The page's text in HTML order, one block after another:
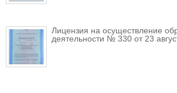
Лицензия на осуществление
деятельности № 330 от 23